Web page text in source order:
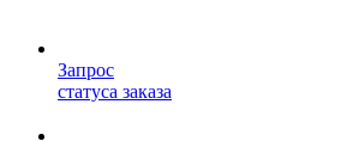
Запрос
статуса заказа